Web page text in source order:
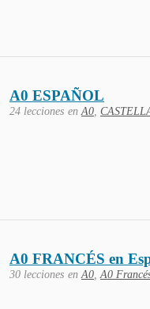
A0 ESPAÑOL
24 lecciones en A0
A0 FRANCÉS en
30 lecciones en A0 A0